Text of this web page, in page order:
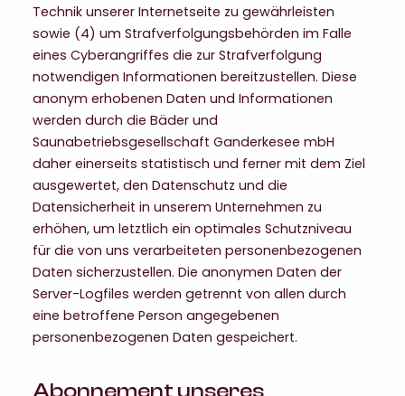
Technik unserer Internetseite zu gewährleisten
sowie (4) um Strafverfolgungsbehörden im Falle
eines Cyberangriffes die zur Strafverfolgung
notwendigen Informationen bereitzustellen. Diese
anonym erhobenen Daten und Informationen
werden durch die Bäder und
Saunabetriebsgesellschaft Ganderkesee mbH
daher einerseits statistisch und ferner mit dem Ziel
ausgewertet, den Datenschutz und die
Datensicherheit in unserem Unternehmen zu
erhöhen, um letztlich ein optimales Schutzniveau
für die von uns verarbeiteten personenbezogenen
Daten sicherzustellen. Die anonymen Daten der
Server-Logfiles werden getrennt von allen durch
eine betroffene Person angegebenen
personenbezogenen Daten gespeichert.
Abonnement unseres